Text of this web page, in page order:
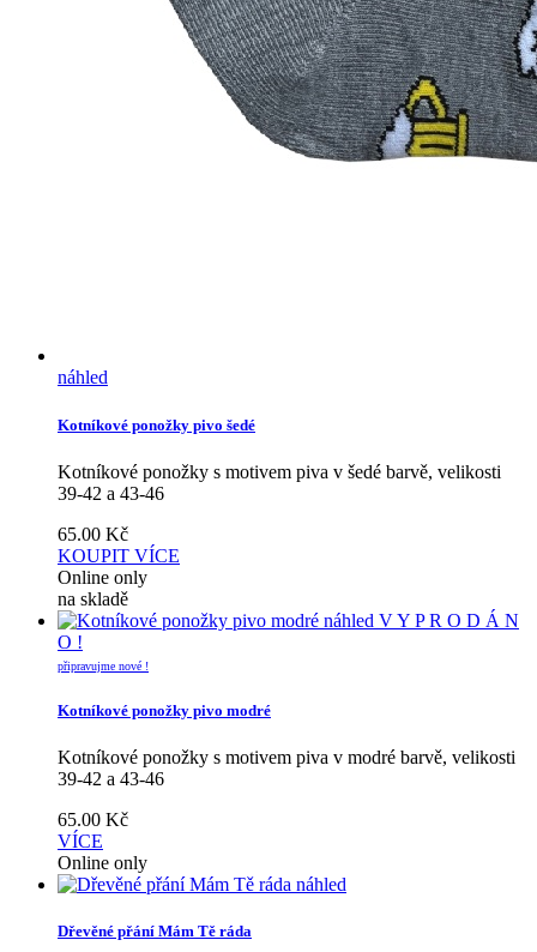
náhled
Kotníkové ponožky pivo šedé
Kotníkové ponožky s motivem piva v šedé barvě, velikosti
39-42 a 43-46
65.00 Kč
KOUPIT VÍCE
Online only
na skladě
náhled V Y P R O D Á N
O !
připravujme nové !
Kotníkové ponožky pivo modré
Kotníkové ponožky s motivem piva v modré barvě, velikosti
39-42 a 43-46
65.00 Kč
VÍCE
Online only
náhled
Dřevěné přání Mám Tě ráda